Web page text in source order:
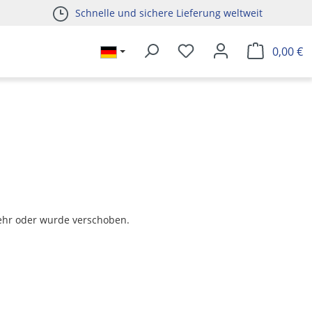
Schnelle und sichere Lieferung weltweit
0,00 €
oder wurde verschoben.